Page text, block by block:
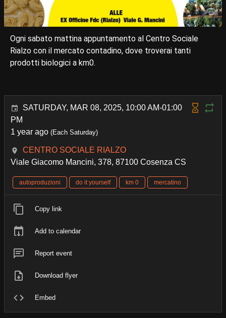
Ogni sabato mattina appuntamento al Centro Sociale
Rialzo con il mercato contadino, dove troverai tanti
prodotti biologici a km0.
SATURDAY, MAR 08, 2025, 10:00 AM-01:00
PM
1 year ago (Each Saturday)
CENTRO SOCIALE RIALZO
Viale Giacomo Mancini, 378, 87100 Cosenza CS
autoproduzioni do it yourself km 0 mercatino
Copy link
Add to calendar
Report event
Download flyer
Embed